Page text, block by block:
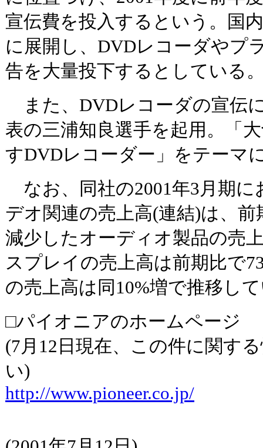
宣伝費を投入するという。国
に展開し、DVDレコーダやプ
告を大量投下するとしている
また、DVDレコーダの宣伝
表の三浦知良選手を起用。「
すDVDレコーダー」をテーマ
なお、同社の2001年3月期に
デオ関連の売上高(連結)は、前
減少したオーディオ製品の売
スプレイの売上高は前期比で
の売上高は同10%増で推移し
□パイオニアのホームページ
(7月12日現在、この件に関す
い)
http://www.pioneer.co.jp/